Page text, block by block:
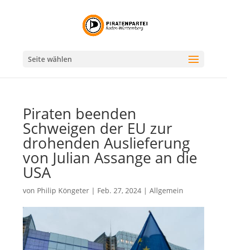
Seite wählen
Piraten beenden
Schweigen der EU zur
drohenden Auslieferung
von Julian Assange an die
USA
von Philip Köngeter| Feb. 27, 2024| Allgemein